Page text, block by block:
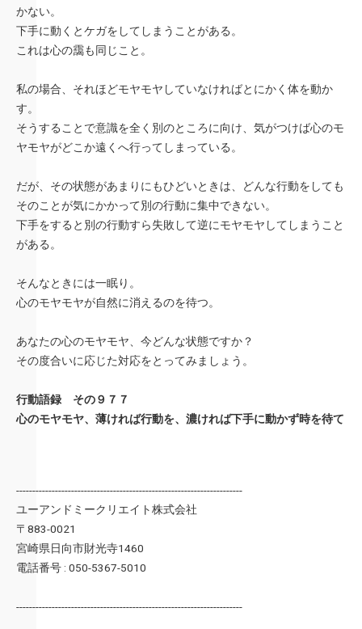
かない。
下手に動くとケガをしてしまうことがある。
これは心の靄も同じこと。
私の場合、それほどモヤモヤしていなければとにかく体を動か
す。
そうすることで意識を全く別のところに向け、気がつけば心のモ
ヤモヤがどこか遠くへ行ってしまっている。
だが、その状態があまりにもひどいときは、どんな行動をしても
そのことが気にかかって別の行動に集中できない。
下手をすると別の行動すら失敗して逆にモヤモヤしてしまうこと
がある。
そんなときには一眠り。
心のモヤモヤが自然に消えるのを待つ。
あなたの心のモヤモヤ、今どんな状態ですか？
その度合いに応じた対応をとってみましょう。
行動語録 その９７７
心のモヤモヤ、薄ければ行動を、濃ければ下手に動かず時を待て
----------------------------------------------------------------------
ユーアンドミークリエイト株式会社
〒883-0021
宮崎県日向市財光寺1460
電話番号 : 050-5367-5010
----------------------------------------------------------------------